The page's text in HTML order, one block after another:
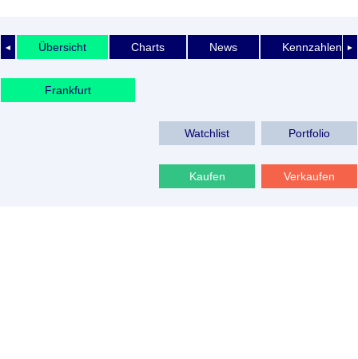
◄ ►
Übersicht Charts News Kennzahlen
Frankfurt
Watchlist Portfolio
Kaufen Verkaufen